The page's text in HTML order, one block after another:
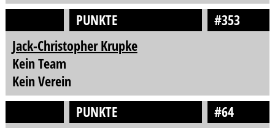
PUNKTE
#353
Jack-Christopher Krupke
Kein Team
Kein Verein
PUNKTE
#64